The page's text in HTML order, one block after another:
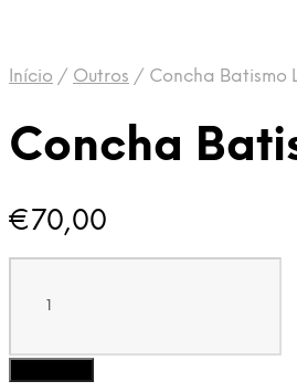
Início / Outros / Concha Batismo
Concha
€70,00
Concha
Lisa